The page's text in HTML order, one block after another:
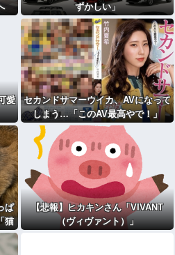
へ
ずかしい」
愛
セカンドサマーウイカ、AVになって
しまう…「このAV最高やで！」
ぱ
猫
⇒
【悲報】ヒカキンさん「VIVANT
（ヴィヴァント）」